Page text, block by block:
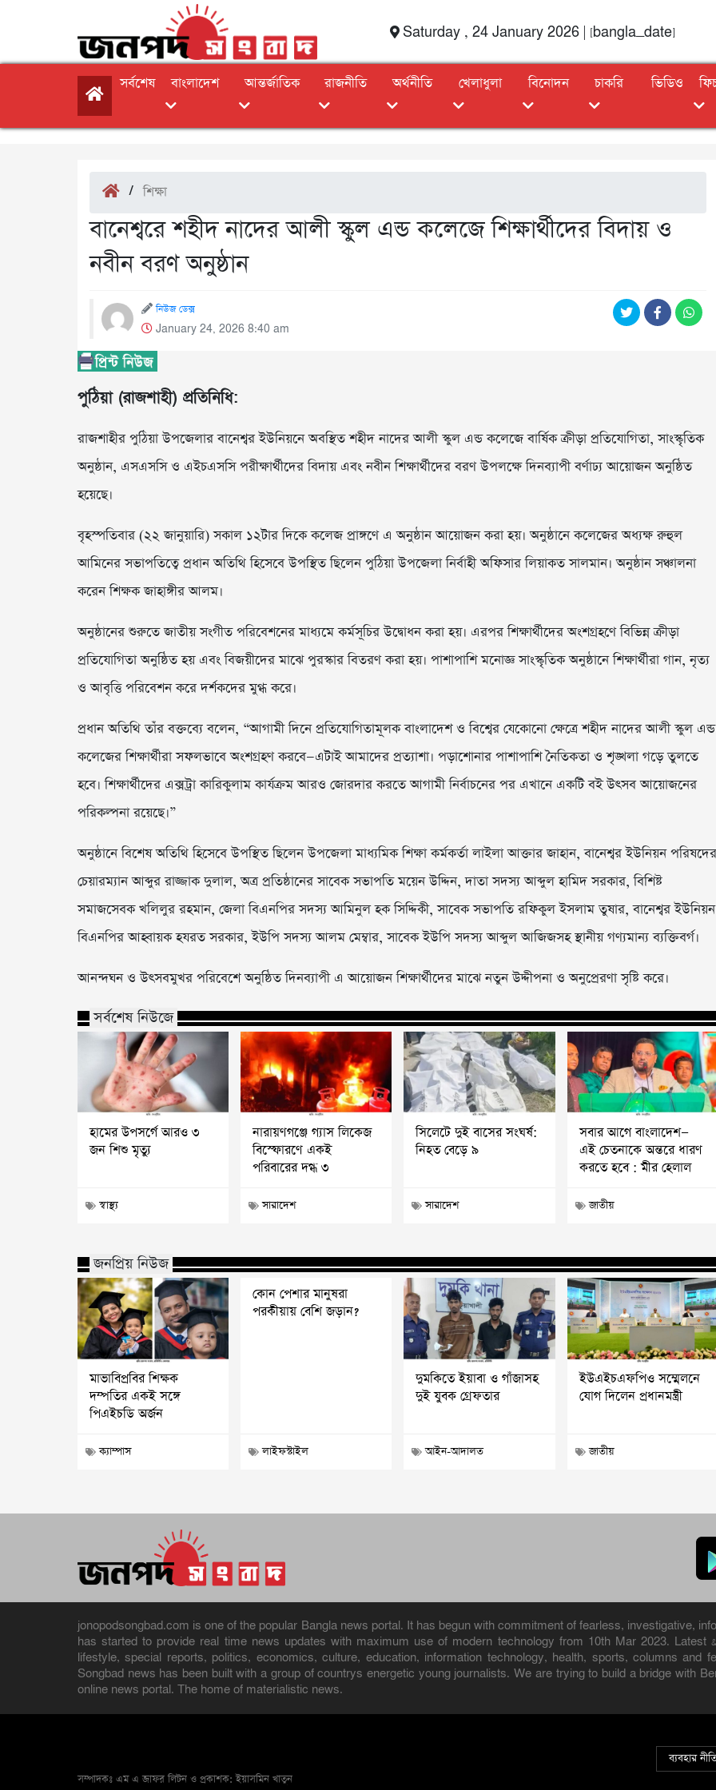
Saturday , 24 January 2026 | [bangla_date]
সর্বশেষ বাংলাদেশ আন্তর্জাতিক রাজনীতি অর্থনীতি খেলাধুলা বিনোদন চাকরি ভিডিও
/শিক্ষা
বানেশ্বরে শহীদ নাদের আলী স্কুল এন্ড কলেজে শিক্ষার্থীদের বিদায় ও
নবীন বরণ অনুষ্ঠান
নিউজ ডেক্স
January 24, 2026 8:40 am
পুঠিয়া (রাজশাহী) প্রতিনিধি:
রাজশাহীর পুঠিয়া উপজেলার বানেশ্বর ইউনিয়নে অবস্থিত শহীদ নাদের আলী স্কুল এন্ড কলেজে বার্ষিক ক্রীড়া প্রতিযোগিতা, সাংস্কৃতিক
অনুষ্ঠান, এসএসসি ও এইচএসসি পরীক্ষার্থীদের বিদায় এবং নবীন শিক্ষার্থীদের বরণ উপলক্ষে দিনব্যাপী বর্ণাঢ্য আয়োজন অনুষ্ঠিত
হয়েছে।
বৃহস্পতিবার (২২ জানুয়ারি) সকাল ১২টার দিকে কলেজ প্রাঙ্গণে এ অনুষ্ঠান আয়োজন করা হয়। অনুষ্ঠানে কলেজের অধ্যক্ষ রুহুল
আমিনের সভাপতিত্বে প্রধান অতিথি হিসেবে উপস্থিত ছিলেন পুঠিয়া উপজেলা নির্বাহী অফিসার লিয়াকত সালমান। অনুষ্ঠান সঞ্চালনা
করেন শিক্ষক জাহাঙ্গীর আলম।
অনুষ্ঠানের শুরুতে জাতীয় সংগীত পরিবেশনের মাধ্যমে কর্মসূচির উদ্বোধন করা হয়। এরপর শিক্ষার্থীদের অংশগ্রহণে বিভিন্ন ক্রীড়া
প্রতিযোগিতা অনুষ্ঠিত হয় এবং বিজয়ীদের মাঝে পুরস্কার বিতরণ করা হয়। পাশাপাশি মনোজ্ঞ সাংস্কৃতিক অনুষ্ঠানে শিক্ষার্থীরা গান, নৃত্য
ও আবৃত্তি পরিবেশন করে দর্শকদের মুগ্ধ করে।
প্রধান অতিথি তাঁর বক্তব্যে বলেন, “আগামী দিনে প্রতিযোগিতামূলক বাংলাদেশ ও বিশ্বের যেকোনো ক্ষেত্রে শহীদ নাদের আলী স্কুল এন্ড
কলেজের শিক্ষার্থীরা সফলভাবে অংশগ্রহণ করবে—এটাই আমাদের প্রত্যাশা। পড়াশোনার পাশাপাশি নৈতিকতা ও শৃঙ্খলা গড়ে তুলতে
হবে। শিক্ষার্থীদের এক্সট্রা কারিকুলাম কার্যক্রম আরও জোরদার করতে আগামী নির্বাচনের পর এখানে একটি বই উৎসব আয়োজনের
পরিকল্পনা রয়েছে।”
অনুষ্ঠানে বিশেষ অতিথি হিসেবে উপস্থিত ছিলেন উপজেলা মাধ্যমিক শিক্ষা কর্মকর্তা লাইলা আক্তার জাহান, বানেশ্বর ইউনিয়ন পরিষদের
চেয়ারম্যান আব্দুর রাজ্জাক দুলাল, অত্র প্রতিষ্ঠানের সাবেক সভাপতি ময়েন উদ্দিন, দাতা সদস্য আব্দুল হামিদ সরকার, বিশিষ্ট
সমাজসেবক খলিলুর রহমান, জেলা বিএনপির সদস্য আমিনুল হক সিদ্দিকী, সাবেক সভাপতি রফিকুল ইসলাম তুষার, বানেশ্বর ইউনিয়ন
বিএনপির আহ্বায়ক হযরত সরকার, ইউপি সদস্য আলম মেম্বার, সাবেক ইউপি সদস্য আব্দুল আজিজসহ স্থানীয় গণ্যমান্য ব্যক্তিবর্গ।
আনন্দঘন ও উৎসবমুখর পরিবেশে অনুষ্ঠিত দিনব্যাপী এ আয়োজন শিক্ষার্থীদের মাঝে নতুন উদ্দীপনা ও অনুপ্রেরণা সৃষ্টি করে।
সর্বশেষ নিউজে
হামের উপসর্গে আরও ৩
জন শিশু মৃত্যু
স্বাস্থ্য
নারায়ণগঞ্জে গ্যাস লিকেজ
বিস্ফোরণে একই
পরিবারের দগ্ধ ৩
সারাদেশ
সিলেটে দুই বাসের সংঘর্ষ:
নিহত বেড়ে ৯
সারাদেশ
সবার আগে বাংলাদেশ—
এই চেতনাকে অন্তরে ধারণ
করতে হবে : মীর হেলাল
জাতীয়
জনপ্রিয় নিউজ
মাভাবিপ্রবির শিক্ষক
দম্পতির একই সঙ্গে
পিএইচডি অর্জন
ক্যাম্পাস
কোন পেশার মানুষরা
পরকীয়ায় বেশি জড়ান?
লাইফস্টাইল
দুমকিতে ইয়াবা ও গাঁজাসহ
দুই যুবক গ্রেফতার
আইন-আদালত
ইউএইচএফপিও সম্মেলনে
যোগ দিলেন প্রধানমন্ত্রী
জাতীয়
jonopodsongbad.com is one of the popular Bangla news portal. It has begun with commitment of fearless, investigative,
has started to provide real time news updates with maximum use of modern technology from 10th Mar 2023. Latest
lifestyle, special reports, politics, economics, culture, education, information technology, health, sports, columns and
Songbad news has been built with a group of countrys energetic young journalists. We are trying to build a bridge with
online news portal. The home of materialistic news.
সম্পাদকঃ এম এ জাফর লিটন ও প্রকাশক: ইয়াসমিন খাতুন
ব্যবহার